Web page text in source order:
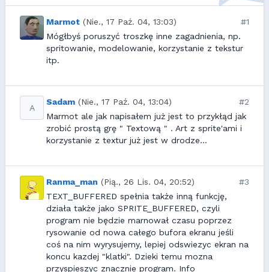
Marmot (Nie., 17 Paź. 04, 13:03)
#1
Mógłbyś poruszyć troszkę inne zagadnienia, np.
spritowanie, modelowanie, korzystanie z tekstur
itp.
A
Sadam (Nie., 17 Paź. 04, 13:04)
#2
Marmot ale jak napisałem już jest to przykłąd jak
zrobić prostą grę " Textową " . Art z sprite'ami i
korzystanie z textur już jest w drodze...
Ranma_man (Pią., 26 Lis. 04, 20:52)
#3
TEXT_BUFFERED spełnia także inną funkcję,
działa także jako SPRITE_BUFFERED, czyli
program nie będzie marnował czasu poprzez
rysowanie od nowa całego bufora ekranu jeśli
coś na nim wyrysujemy, lepiej odswiezyc ekran na
koncu kazdej "klatki". Dzieki temu mozna
przyspieszyc znacznie program. Info